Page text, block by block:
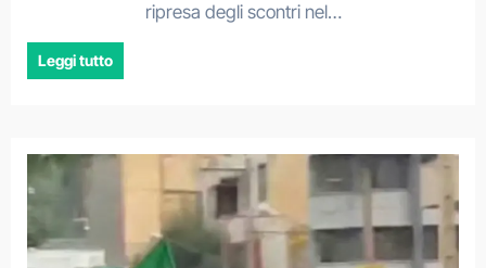
ripresa degli scontri nel…
Leggi tutto